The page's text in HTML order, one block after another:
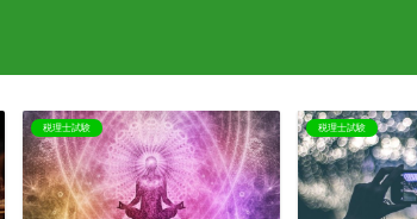
税理士試験 税理士試験